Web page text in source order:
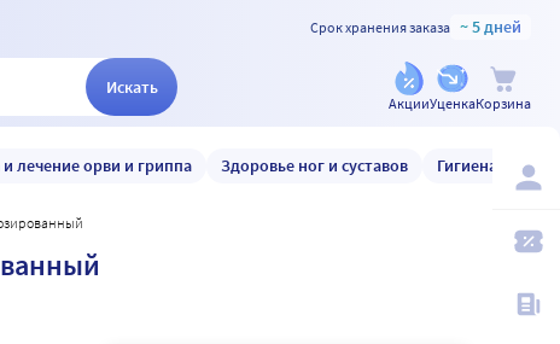
Срок хранения заказа ~ 5 дней
Искать
АкцииУценкаКорзина
лечение орви и гриппа Здоровье ног и суставов Гигиена и уход